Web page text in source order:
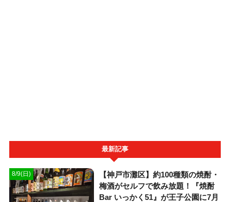
最新記事
8/9(日)
【神戸市灘区】約100種類の焼酎・
梅酒がセルフで飲み放題！『焼酎
Bar いっかく51』が王子公園に7月